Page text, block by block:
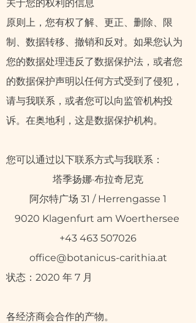
关于您的权利的信息
原则上，您有权了解、更正、删除、限
制、数据转移、撤销和反对。如果您认为
您的数据处理违反了数据保护法，或者您
的数据保护声明以任何方式受到了侵犯，
请与我联系，或者您可以向监管机构投
诉。在奥地利，这是数据保护机构。
您可以通过以下联系方式与我联系：
塔季扬娜·布拉奇尼克
阿尔特广场 31 / Herrengasse 1
9020 Klagenfurt am Woerthersee ​​​​
+43 463 507026
office@botanicus-carithia.at
状态：2020 年 7 月
各经济商会合作的产物。